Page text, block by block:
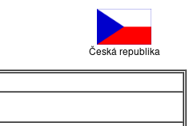
Česká republika